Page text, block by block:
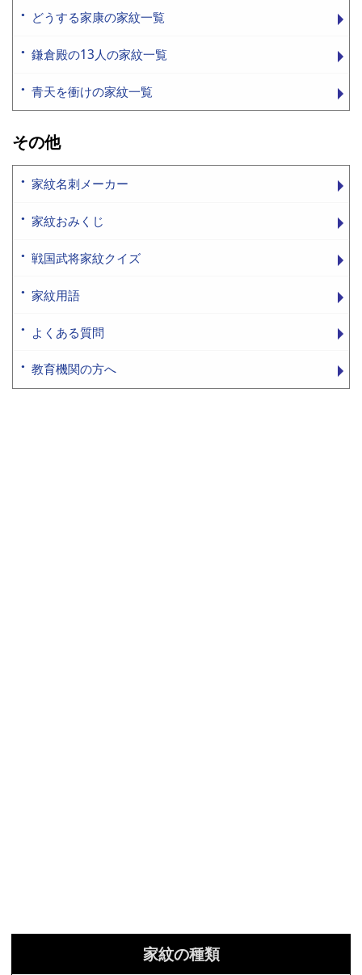
どうする家康の家紋一覧
鎌倉殿の13人の家紋一覧
青天を衝けの家紋一覧
その他
家紋名刺メーカー
家紋おみくじ
戦国武将家紋クイズ
家紋用語
よくある質問
教育機関の方へ
家紋の種類